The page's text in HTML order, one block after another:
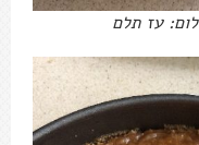
עז תלם